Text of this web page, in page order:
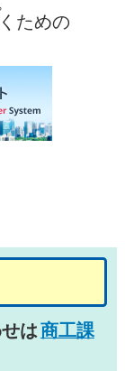
くための
は商工課